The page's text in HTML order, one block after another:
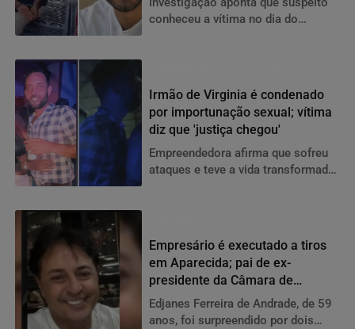
conheceu a vítima no dia do
homem já tinha condenação por
homicídio e usava tornozeleira
eletrônica
Irmão de Virginia é condenado
por importunação sexual; vítima
diz que 'justiça chegou'
Empreendedora afirma que sofreu
ataques e teve a vida transformada
Empresário é executado a tiros
em Aparecida; pai de ex-
presidente da Câmara de
Aragoiânia
Edjanes Ferreira de Andrade, de 59
anos, foi surpreendido por dois